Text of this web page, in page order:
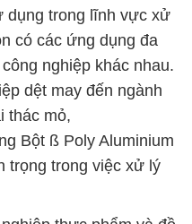
dụng trong lĩnh vực xử
có các ứng dụng đa
nghiệp khác nhau.
dệt may đến ngành
thác mỏ,
Bột ß Poly Aluminium
trọng trong việc xử lý